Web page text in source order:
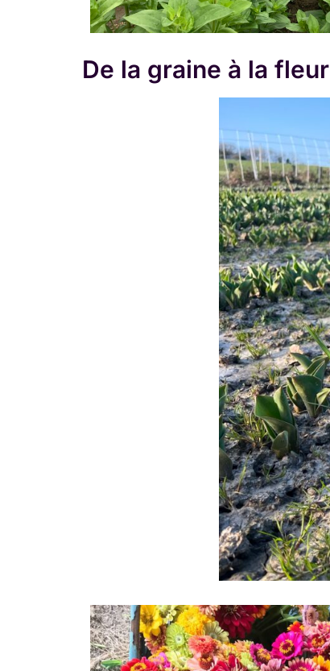
De la graine à la fleur